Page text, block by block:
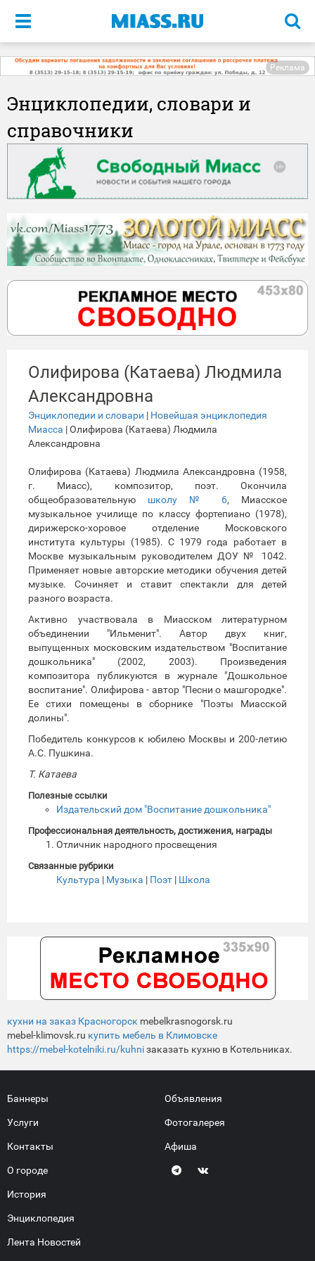
Меню
Реклама
Энциклопедии, словари и
справочники
Олифирова (Катаева) Людмила
Александровна
Энциклопедии и словари | Новейшая энциклопедия
Миасса | Олифирова (Катаева) Людмила
Александровна
Олифирова (Катаева) Людмила Александровна (1958,
г. Миасс), композитор, поэт. Окончила
общеобразовательную школу № 6, Миасское
музыкальное училище по классу фортепиано (1978),
дирижерско-хоровое отделение Московского
института культуры (1985). С 1979 года работает в
Москве музыкальным руководителем ДОУ № 1042.
Применяет новые авторские методики обучения детей
музыке. Сочиняет и ставит спектакли для детей
разного возраста.
Активно участвовала в Миасском литературном
объединении "Ильменит". Автор двух книг,
выпущенных московским издательством "Воспитание
дошкольника" (2002, 2003). Произведения
композитора публикуются в журнале "Дошкольное
воспитание". Олифирова - автор "Песни о машгородке".
Ее стихи помещены в сборнике "Поэты Миасской
долины".
Победитель конкурсов к юбилею Москвы и 200-летию
А.С. Пушкина.
Т. Катаева
Полезные ссылки
Издательский дом "Воспитание дошкольника"
Профессиональная деятельность, достижения, награды
Отличник народного просвещения
Связанные рубрики
Культура | Музыка | Поэт | Школа
кухни на заказ Красногорск mebelkrasnogorsk.ru
mebel-klimovsk.ru купить мебель в Климовске
https://mebel-kotelniki.ru/kuhniзаказать кухню в Котельниках.
Баннеры
Услуги
Контакты
О городе
История
Энциклопедия
Лента Новостей
Объявления
Фотогалерея
Афиша